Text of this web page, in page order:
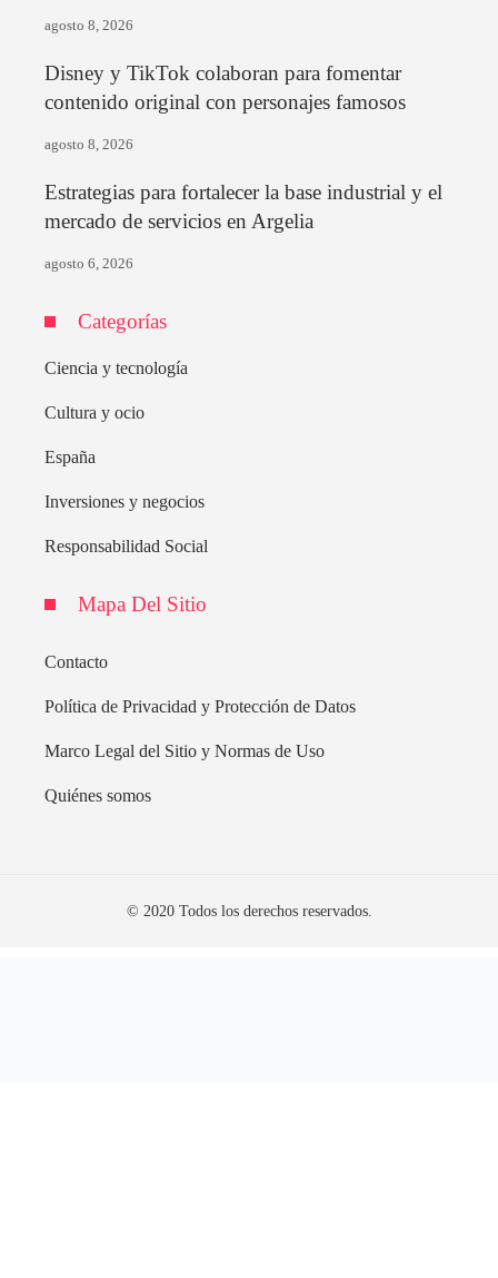
agosto 8, 2026
Disney y TikTok colaboran para fomentar
contenido original con personajes famosos
agosto 8, 2026
Estrategias para fortalecer la base industrial y el
mercado de servicios en Argelia
agosto 6, 2026
Categorías
Ciencia y tecnología
Cultura y ocio
España
Inversiones y negocios
Responsabilidad Social
Mapa Del Sitio
Contacto
Política de Privacidad y Protección de Datos
Marco Legal del Sitio y Normas de Uso
Quiénes somos
© 2020 Todos los derechos reservados.